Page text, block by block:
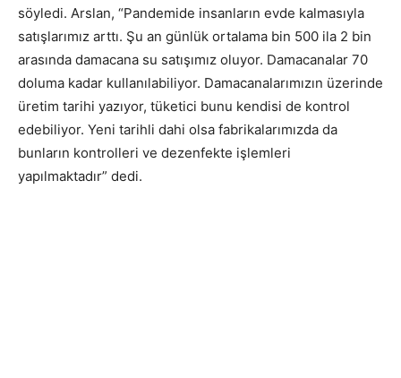
söyledi. Arslan, “Pandemide insanların evde kalmasıyla
satışlarımız arttı. Şu an günlük ortalama bin 500 ila 2 bin
arasında damacana su satışımız oluyor. Damacanalar 70
doluma kadar kullanılabiliyor. Damacanalarımızın üzerinde
üretim tarihi yazıyor, tüketici bunu kendisi de kontrol
edebiliyor. Yeni tarihli dahi olsa fabrikalarımızda da
bunların kontrolleri ve dezenfekte işlemleri
yapılmaktadır” dedi.